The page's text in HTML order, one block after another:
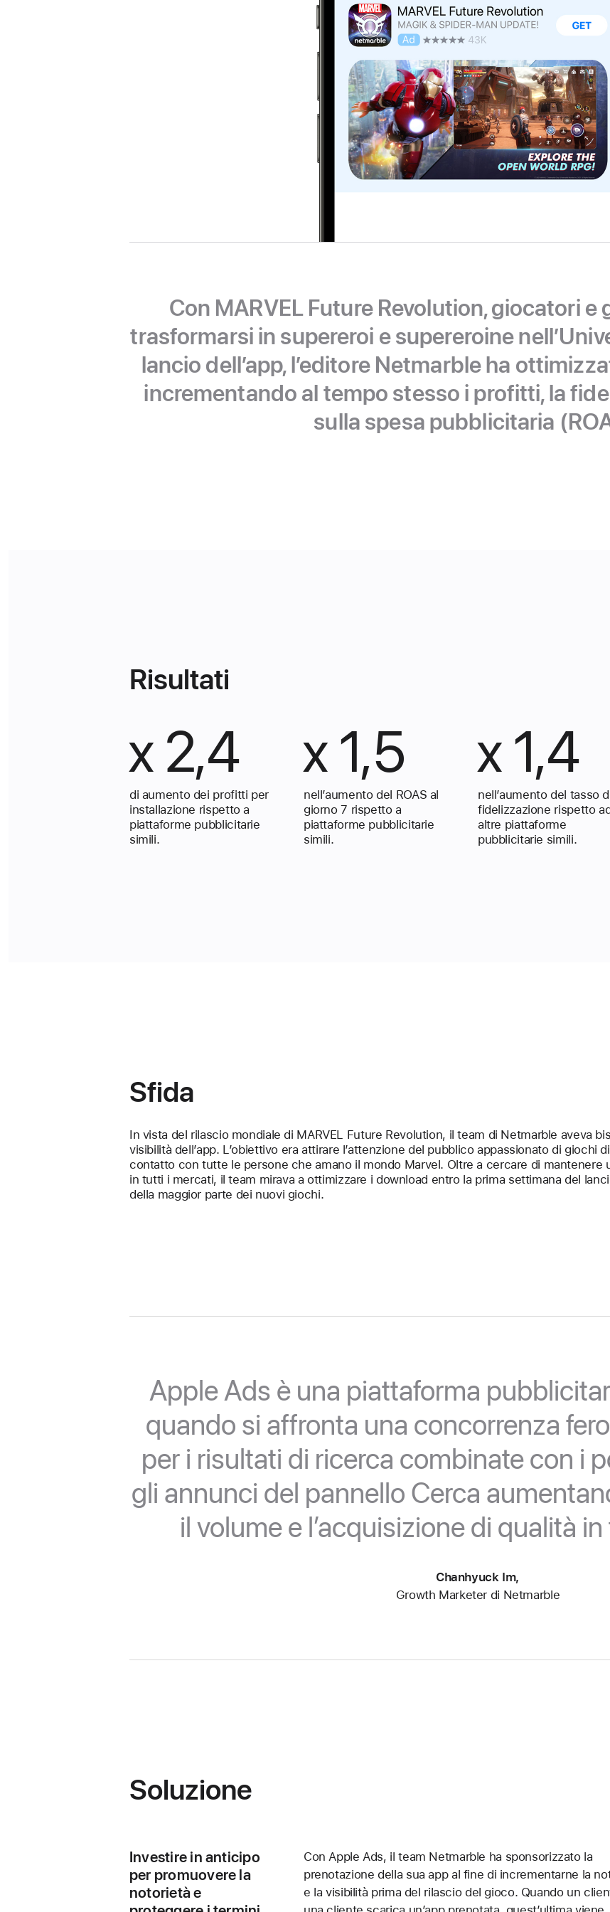
Con MARVEL Future Revolution, giocatori
trasformarsi in supereroi e supereroine
lancio dell’app, l’editore Netmarble ha
incrementando al tempo stesso i profitti, la
sulla spesa pubblicitaria
Risultati
x 2,4
di aumento dei profitti per
installazione rispetto a
piattaforme pubblicitarie
simili.
x 1,5
nell’aumento del ROAS al
giorno 7 rispetto a
piattaforme pubblicitarie
simili.
x 1,4
nell’aumento del tasso
fidelizzazione rispetto
altre piattaforme
pubblicitarie simili.
Sfida
In vista del rilascio mondiale di MARVEL Future Revolution, il team di Netmarble aveva
visibilità dell’app. L’obiettivo era attirare l’attenzione del pubblico appassionato di giochi
contatto con tutte le persone che amano il mondo Marvel. Oltre a cercare di mantenere
in tutti i mercati, il team mirava a ottimizzare i download entro la prima settimana del
della maggior parte dei nuovi giochi.
Apple Ads è una piattaforma
quando si affronta una concorrenza
per i risultati di ricerca combinate con i
gli annunci del pannello Cerca
il volume e l’acquisizione di qualità
Chanhyuck Im,
Growth Marketer di Netmarble
Soluzione
Investire in anticipo
per promuovere la
notorietà e
Con Apple Ads, il team Netmarble ha sponsorizzato la
prenotazione della sua app al fine di incrementarne la
e la visibilità prima del rilascio del gioco. Quando un